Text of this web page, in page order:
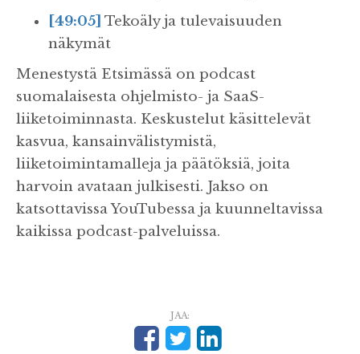
[49:05] Tekoäly ja tulevaisuuden
näkymät
Menestystä Etsimässä on podcast
suomalaisesta ohjelmisto- ja SaaS-
liiketoiminnasta. Keskustelut käsittelevät
kasvua, kansainvälistymistä,
liiketoimintamalleja ja päätöksiä, joita
harvoin avataan julkisesti. Jakso on
katsottavissa YouTubessa ja kuunneltavissa
kaikissa podcast-palveluissa.
JAA: